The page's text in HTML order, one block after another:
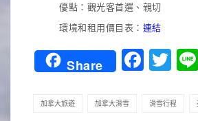
優點：觀光客首選、親切
環境和租用價目表： 連結
Share
加拿大旅遊 加拿大滑雪 滑雪行程